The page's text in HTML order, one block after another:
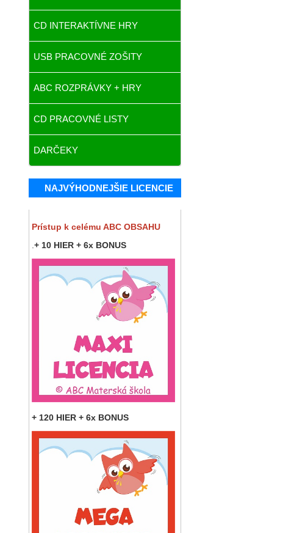
CD INTERAKTÍVNE HRY
USB PRACOVNÉ ZOŠITY
ABC ROZPRÁVKY + HRY
CD PRACOVNÉ LISTY
DARČEKY
NAJVÝHODNEJŠIE LICENCIE
Prístup k celému ABC OBSAHU
+ 10 HIER + 6x BONUS
+ 120 HIER + 6x BONUS